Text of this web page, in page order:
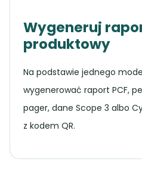
Wygeneruj
produktowy
Na podstawie jednego
wygenerować raport PCF,
pager, dane Scope 3 albo
z kodem QR.